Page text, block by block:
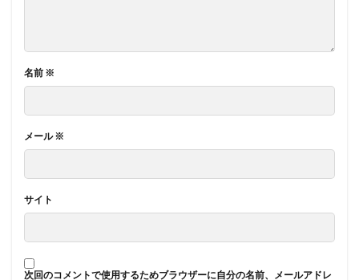
名前 ※
メール※
サイト
次回のコメントで使用するためブラウザーに自分の名前、メールアドレ